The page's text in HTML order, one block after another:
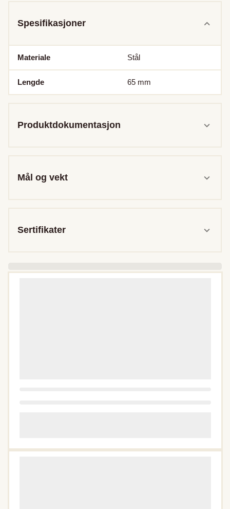
Spesifikasjoner
Materiale Stål
Lengde 65 mm
Produktdokumentasjon
Mål og vekt
Sertifikater